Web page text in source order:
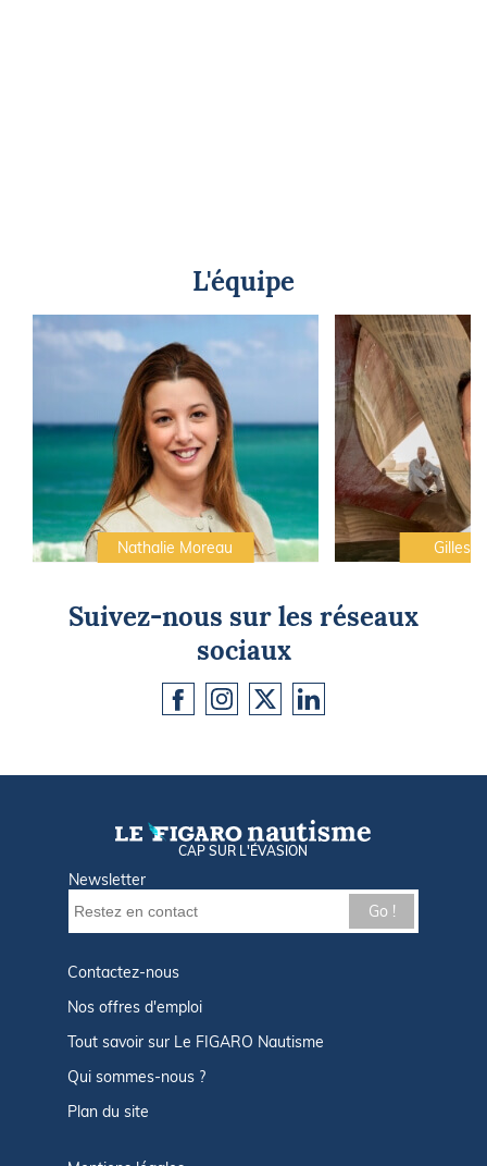
L'équipe
Nathalie Moreau Gilles
Suivez-nous sur les réseaux
sociaux
CAP SUR L'ÉVASION
Newsletter
Go !
Contactez-nous
Nos offres d'emploi
Tout savoir sur Le FIGARO Nautisme
Qui sommes-nous ?
Plan du site